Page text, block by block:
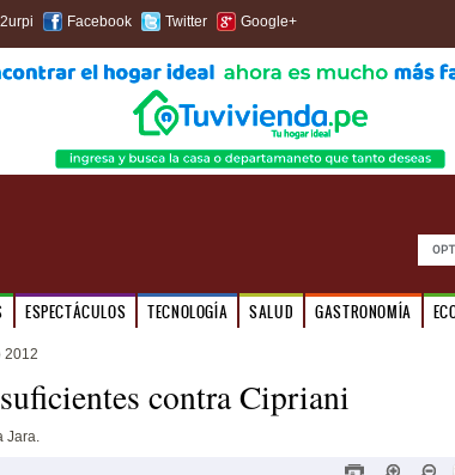
2urpi Facebook Twitter Google+
ESPECTÁCULOS TECNOLOGÍA SALUD GASTRONOMÍA
2012
contra Cipriani
Jara.